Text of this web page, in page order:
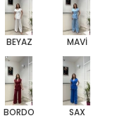
BEYAZ MAVİ
BORDO SAX